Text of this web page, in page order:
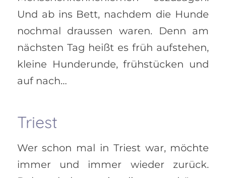
Und ab ins Bett, nachdem die Hunde
nochmal draussen waren. Denn am
nächsten Tag heißt es früh aufstehen,
kleine Hunderunde, frühstücken und
auf nach…
Triest
Wer schon mal in Triest war, möchte
immer und immer wieder zurück.